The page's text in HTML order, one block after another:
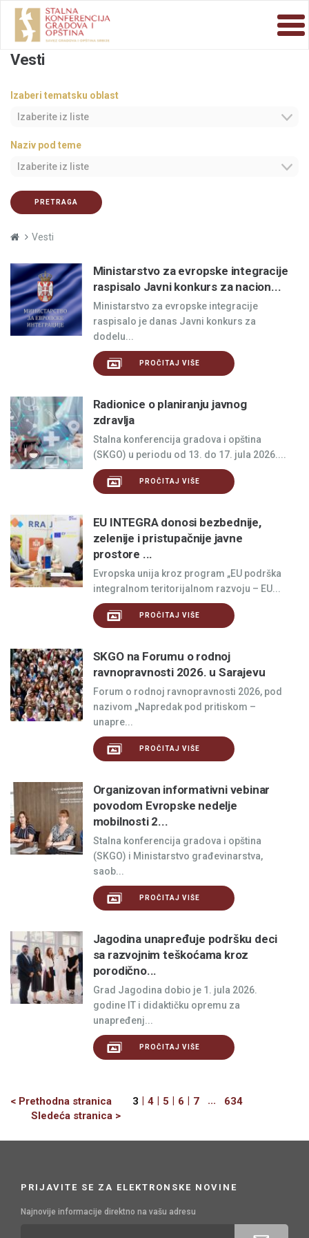
Vesti
Izaberi tematsku oblast
Izaberite iz liste
Naziv pod teme
Izaberite iz liste
PRETRAGA
Vesti
Ministarstvo za evropske integracije
raspisalo Javni konkurs za nacion...
Ministarstvo za evropske integracije
raspisalo je danas Javni konkurs za
dodelu...
PROČITAJ VIŠE
Radionice o planiranju javnog
zdravlja
Stalna konferencija gradova i opština
(SKGO) u periodu od 13. do 17. jula 2026....
PROČITAJ VIŠE
EU INTEGRA donosi bezbednije,
zelenije i pristupačnije javne
prostore ...
Evropska unija kroz program „EU podrška
integralnom teritorijalnom razvoju – EU...
PROČITAJ VIŠE
SKGO na Forumu o rodnoj
ravnopravnosti 2026. u Sarajevu
Forum o rodnoj ravnopravnosti 2026, pod
nazivom „Napredak pod pritiskom –
unapre...
PROČITAJ VIŠE
Organizovan informativni vebinar
povodom Evropske nedelje
mobilnosti 2...
Stalna konferencija gradova i opština
(SKGO) i Ministarstvo građevinarstva,
saob...
PROČITAJ VIŠE
Jagodina unapređuje podršku deci
sa razvojnim teškoćama kroz
porodično...
Grad Jagodina dobio je 1. jula 2026.
godine IT i didaktičku opremu za
unapređenj...
PROČITAJ VIŠE
< Prethodna stranicaPrevious
3 | 4 | 5 | 6 | 7 ...
634
Sledeća stranica >Next
PRIJAVITE SE ZA ELEKTRONSKE NOVINE
Najnovije informacije direktno na vašu adresu